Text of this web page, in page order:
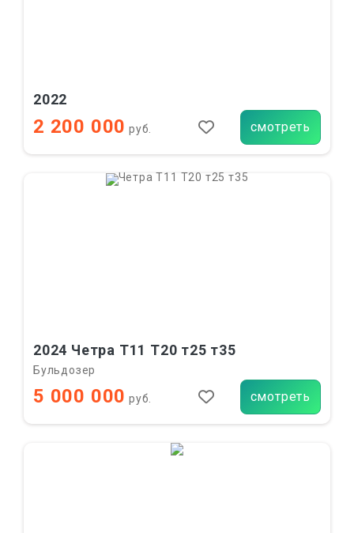
2022
2 200 000 руб. смотреть
2024 Четра Т11 Т20 т25 т35
Бульдозер
5 000 000 руб. смотреть